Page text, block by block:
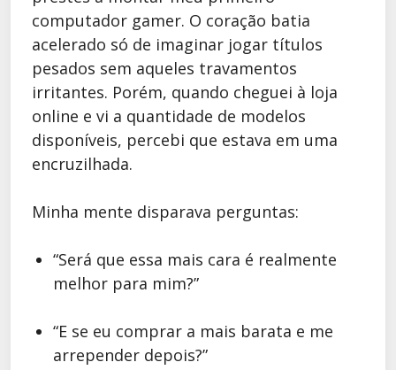
computador gamer. O coração batia
acelerado só de imaginar jogar títulos
pesados sem aqueles travamentos
irritantes. Porém, quando cheguei à loja
online e vi a quantidade de modelos
disponíveis, percebi que estava em uma
encruzilhada.
Minha mente disparava perguntas:
“Será que essa mais cara é realmente
melhor para mim?”
“E se eu comprar a mais barata e me
arrepender depois?”